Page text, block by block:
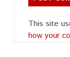
This site
how your